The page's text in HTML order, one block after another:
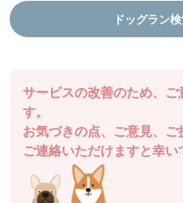
徳島県 |ドッグラン
チャッピーさん
駐車場も近くてとて
香川県 |ドッグガーデ
ドッグラン
サービスの改善のため、
す。
お気づきの点、ご意見、ご
ご連絡いただけますと幸い